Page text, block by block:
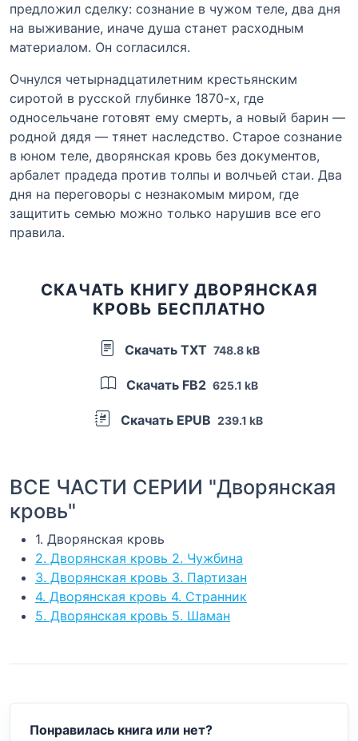
предложил сделку: сознание в чужом теле, два дня
на выживание, иначе душа станет расходным
материалом. Он согласился.
Очнулся четырнадцатилетним крестьянским
сиротой в русской глубинке 1870-х, где
односельчане готовят ему смерть, а новый барин —
родной дядя — тянет наследство. Старое сознание
в юном теле, дворянская кровь без документов,
арбалет прадеда против толпы и волчьей стаи. Два
дня на переговоры с незнакомым миром, где
защитить семью можно только нарушив все его
правила.
СКАЧАТЬ КНИГУ ДВОРЯНСКАЯ
КРОВЬ БЕСПЛАТНО
Скачать TXT 748.8 kB
Скачать FB2 625.1 kB
Скачать EPUB 239.1 kB
ВСЕ ЧАСТИ СЕРИИ "Дворянская
кровь"
1. Дворянская кровь
2. Дворянская кровь 2. Чужбина
3. Дворянская кровь 3. Партизан
4. Дворянская кровь 4. Странник
5. Дворянская кровь 5. Шаман
Понравилась книга или нет?